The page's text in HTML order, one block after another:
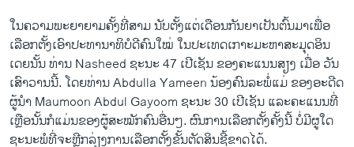
​ໃນ​ຄວາມ​ພະຍາຍ​າມຄັ້ງ​ທີ່​ສາມ ນັບ​ຕັ້ງ​ແຕ່​ເດືອນ​ກັນຍາ​ເປັນ​ຕົ້ນ​ມາ​ເພື່ອ ​
ເລືອກ​ຕັ້ງ​ເອົາ​ປະທານາທິບໍດີ​ຄົນ​ໃໝ່ ​ໃນ​ປະ​ເທດ​ເກາະ​ມະຫາ​ສະມຸດ​ອິນ​
ເດຍນັ້ນ ທ່ານ Nasheed ຊະນະ 47 ​ເປີ​ເຊັນ ຂອງ​ຄະ​ແນນ​ສຽງ ເມື່ອ ວັນ​
ເສົາ​ວານ​ນີ້. ​ໂດຍ​ທ່ານ Abdulla Yameen ນ້ອງ​ຄົນ​ລະ​ພໍ່ແມ່ ຂອງອະດີດ
ຜູ້ນຳ Maumoon Abdul Gayoom ຊະນະ 30 ​ເປີ​ເຊັນ ແລະ​ຄະ​ແນນ​ທີ່​
ເຫຼືອນັ້ນ​ກໍ​ແມ່ນ​ຂອງ​ຜູ້​ສະໝັກ​ຄົນ​ອື່ນໆ. ຜົນການ​ເລືອກຕັ້ງ​ຄັ້ງ​ນີ້ ບໍ່​ມີ​ຜູ​ໃດ​
ຊະນະ​ພໍ​ທີ່​ຈະຫຼີກລ່ຽງການ​ເລືອກ​ຕັ້ງ​ຂັ້ນ​ຕັດສິນ​ຊີ້ຂາດ​ໄດ້.